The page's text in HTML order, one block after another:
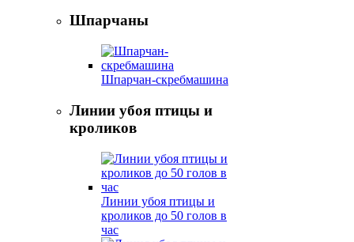
Шпарчаны
Шпарчан-скребмашина
Линии убоя птицы и
кроликов
Линии убоя птицы и
кроликов до 50 голов в
час